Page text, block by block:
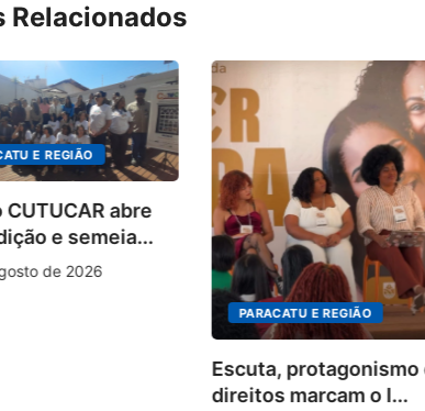
Relacionados
E REGIÃO
abre
e semeia...
de 2026
PARACATU E REGIÃO
Escuta, protagonismo
direitos marcam o I...